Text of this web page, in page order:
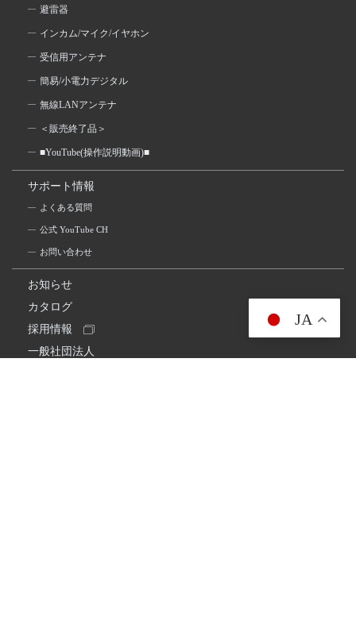
避雷器
インカム/マイク/イヤホン
受信用アンテナ
簡易/小電力デジタル
無線LANアンテナ
＜販売終了品＞
■YouTube(操作説明動画)■
サポート情報
よくある質問
公式 YouTube CH
お問い合わせ
お知らせ
カタログ
採用情報
一般社団法人
JA